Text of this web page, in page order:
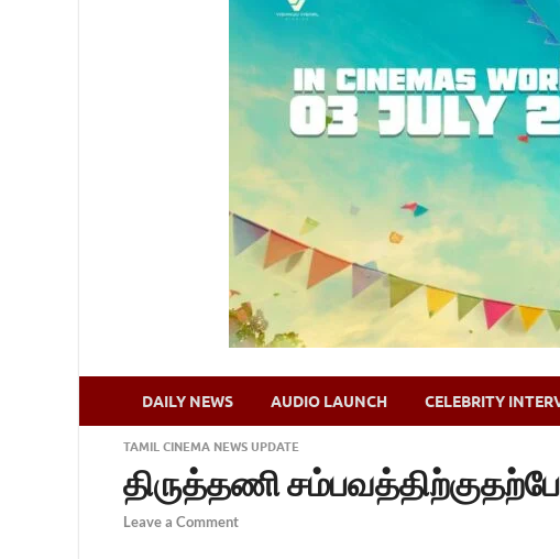
DAILY NEWS AUDIO LAUNCH CELEBRITY
TAMIL CINEMA NEWS UPDATE
திருத்தணி
Leave a Comment